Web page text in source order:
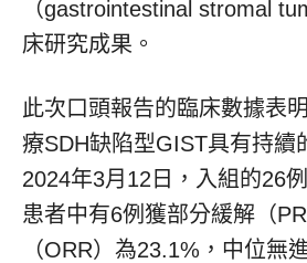
（gastrointestinal stromal
床研究成果。
此次口頭報告的臨床數據表
療SDH缺陷型GIST具有持續
2024年3月12日，入組的26
患者中有6例獲部分緩解（
（ORR）為23.1%，中位無